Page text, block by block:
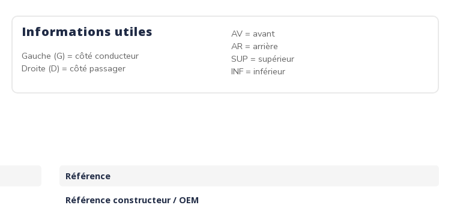
Informations utiles
Gauche (G) = côté conducteur
Droite (D) = côté passager
AV = avant
AR = arrière
SUP = supérieur
INF = inférieur
Référence
Référence constructeur / OEM